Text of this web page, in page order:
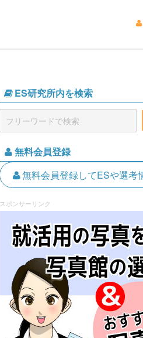
ES研究所内を検索
無料会員登録
無料会員登録してESや選考
スポンサーリンク